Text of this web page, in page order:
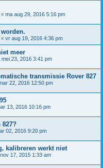
« ma aug 29, 2016 5:16 pm
« vr aug 19, 2016 4:36 pm
meer
mei 23, 2016 3:41 pm
transmissie Rover 827
22, 2016 12:50 pm
13, 2016 10:16 pm
827?
02, 2016 9:20 pm
kalibreren werkt niet
17, 2015 1:33 am